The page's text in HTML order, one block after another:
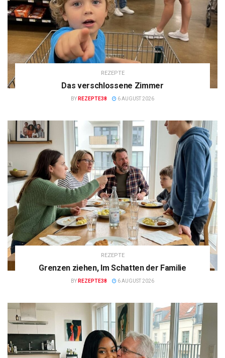
REZEPTE
Das verschlossene Zimmer
BY REZEPTE38 6 AUGUST 2026
REZEPTE
Grenzen ziehen, Im Schatten der Familie
BY REZEPTE38 6 AUGUST 2026